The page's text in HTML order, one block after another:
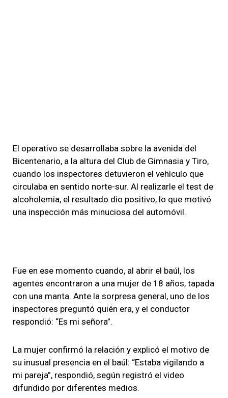
El operativo se desarrollaba sobre la avenida del
Bicentenario, a la altura del Club de Gimnasia y Tiro,
cuando los inspectores detuvieron el vehículo que
circulaba en sentido norte-sur. Al realizarle el test de
alcoholemia, el resultado dio positivo, lo que motivó
una inspección más minuciosa del automóvil.
Fue en ese momento cuando, al abrir el baúl, los
agentes encontraron a una mujer de 18 años, tapada
con una manta. Ante la sorpresa general, uno de los
inspectores preguntó quién era, y el conductor
respondió: “Es mi señora”.
La mujer confirmó la relación y explicó el motivo de
su inusual presencia en el baúl: “Estaba vigilando a
mi pareja”, respondió, según registró el video
difundido por diferentes medios.